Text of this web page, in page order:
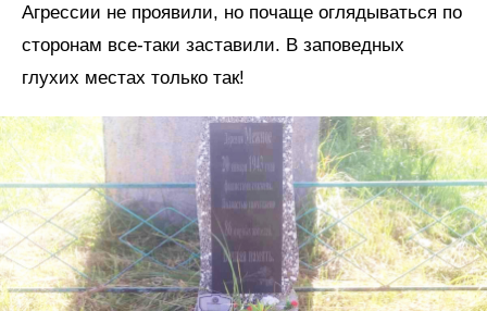
Агрессии не проявили, но почаще оглядываться по
сторонам все-таки заставили. В заповедных
глухих местах только так!